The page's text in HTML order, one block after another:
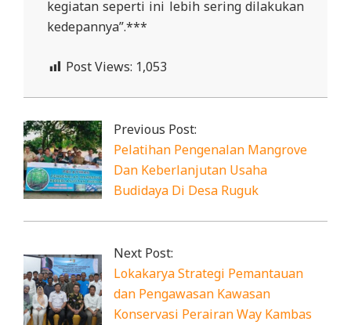
kegiatan seperti ini lebih sering dilakukan
kedepannya”.***
Post Views: 1,053
2024-
21
Previous Post:
Pelatihan Pengenalan Mangrove
Dan Keberlanjutan Usaha
Budidaya Di Desa Ruguk
Next Post:
Lokakarya Strategi Pemantauan
dan Pengawasan Kawasan
Konservasi Perairan Way Kambas